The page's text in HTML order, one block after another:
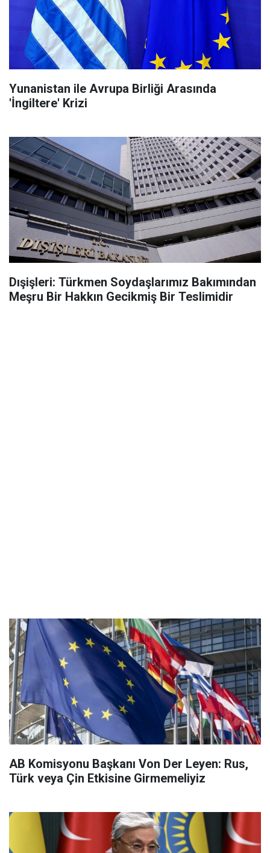
Yunanistan ile Avrupa Birliği Arasında
'İngiltere' Krizi
Dışişleri: Türkmen Soydaşlarımız Bakımından
Meşru Bir Hakkın Gecikmiş Bir Teslimidir
AB Komisyonu Başkanı Von Der Leyen: Rus,
Türk veya Çin Etkisine Girmemeliyiz